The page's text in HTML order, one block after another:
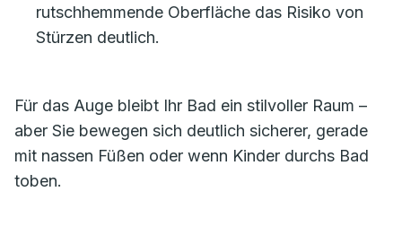
rutschhemmende Oberfläche das Risiko von
Stürzen deutlich.
Für das Auge bleibt Ihr Bad ein stilvoller Raum –
aber Sie bewegen sich deutlich sicherer, gerade
mit nassen Füßen oder wenn Kinder durchs Bad
toben.